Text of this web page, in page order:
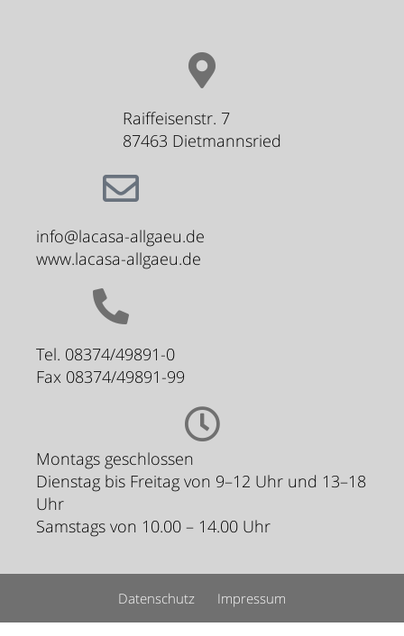
Raiffeisenstr. 7
87463 Dietmannsried
info@lacasa-allgaeu.de
www.lacasa-allgaeu.de
Tel. 08374/49891-0
Fax 08374/49891-99
Montags geschlossen
Dienstag bis Freitag von 9–12 Uhr und 13–18
Uhr
Samstags von 10.00 – 14.00 Uhr
Datenschutz Impressum